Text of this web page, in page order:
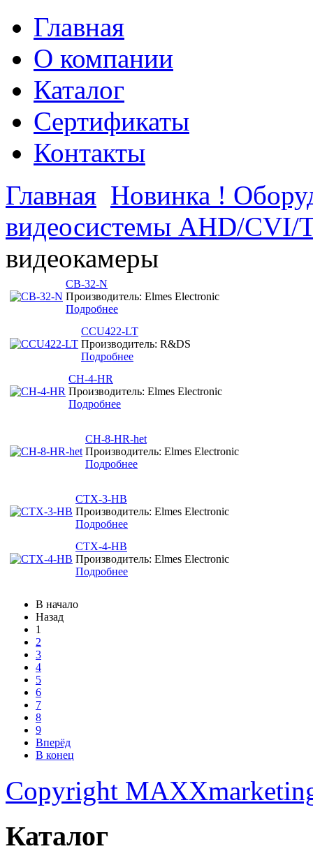
Главная
О компании
Каталог
Сертификаты
Контакты
Главная Новинка !
видеосистемы AHD/CVI/
видеокамеры
CB-32-N
Производитель: Elmes Electronic
Подробнее
CCU422-LT
Производитель: R&DS
Подробнее
CH-4-HR
Производитель: Elmes Electronic
Подробнее
CH-8-HR-het
Производитель: Elmes Electronic
Подробнее
CTX-3-HB
Производитель: Elmes Electronic
Подробнее
CTX-4-HB
Производитель: Elmes Electronic
Подробнее
В начало
Назад
1
2
3
4
5
6
7
8
9
Вперёд
В конец
Copyright
Каталог